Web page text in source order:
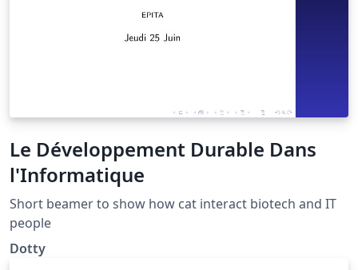
Le Développement Durable Dans
l'Informatique
Short beamer to show how cat interact biotech and IT
people
Dotty